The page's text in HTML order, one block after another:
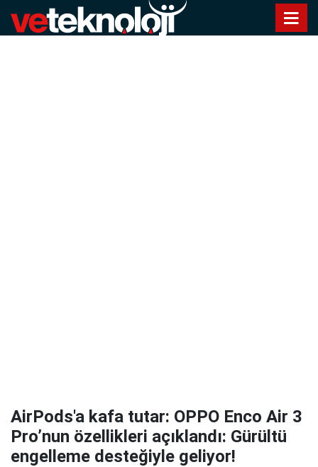
AirPods'a kafa tutar: OPPO Enco Air 3
Pro’nun özellikleri açıklandı: Gürültü
engelleme desteğiyle geliyor!